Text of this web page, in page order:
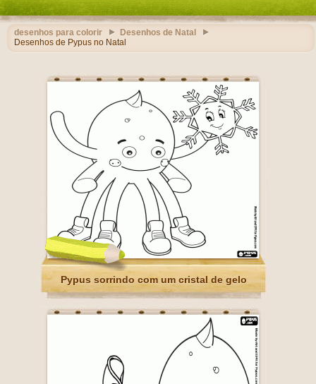
desenhos para colorir
Desenhos de Natal
Desenhos de Pypus no Natal
Pypus sorrindo com um cristal de gelo